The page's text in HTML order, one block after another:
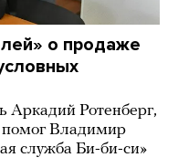
о продаже
Аркадий Ротенберг,
помог Владимир
служба Би-би-си»